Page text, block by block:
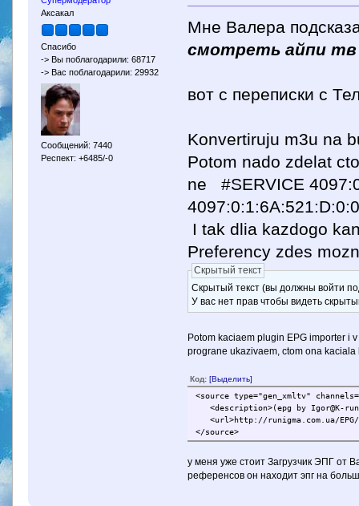
Аксакал
Спасибо
-> Вы поблагодарили: 68717
-> Вас поблагодарили: 29932
Сообщений: 7440
Респект: +6485/-0
Мне Валера
смотреть айпи
вот с переписки с
Konvertiruju m3u na
Potom nado zdelat
ne #SERVICE
I tak dlia kazdogo
Preferency zdes
Скрытый текст
Скрытый текст (вы должны войти
У вас нет прав чтобы видеть
Potom kaciaem plugin EPG importer i
prograne ukazivaem, ctom ona
Код:[Выделить]
<source type="gen_xmltv"
<description>(epg by Igor@K-
<url>http://runigma.com.ua/
</source>
у меня уже стоит Загрузчик ЭПГ от
референсов он находит эпг на